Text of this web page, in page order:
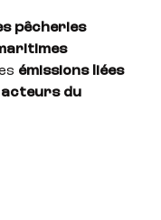
pêcheries
émissions liées
acteurs du